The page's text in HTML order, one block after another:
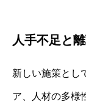
人手不足と
新しい施策とし
ア、人材の多様